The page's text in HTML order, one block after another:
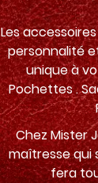
Les
personnalité
unique à
Pochettes .
Chez Mister
maîtresse qui
fera